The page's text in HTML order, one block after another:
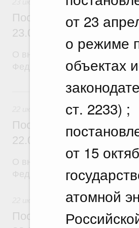
от 23
о режиме
объектах
ст. 2233) ;
от 15
атомной
Постановление
23.07.2026 г. № 929
О внесении изменений в
Федерации от 24 декабря
Постановление
22.07.2026 г. № 921
О внесении изменений в
Федерации от 30 ноября
Постановление